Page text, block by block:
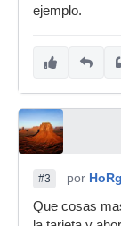
ejemplo.
#3 por
Que cosas